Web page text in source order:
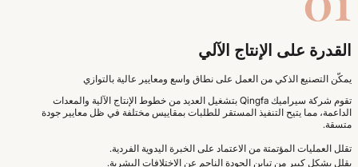
القدرة على الإنتاج الآلي
يمكّن التصنيع الذكي من العمل على نطاق واسع ومعايير عالية بالتوازي
تقوم شركة سيراميك Qingfa بتشغيل العديد من خطوط الإنتاج الآلية والمعدات
الداعمة، مما يتيح التنفيذ المستقر للطلبات بمقاييس مختلفة في ظل معايير جودة
متسقة.
تقلل العمليات المؤتمتة من الاعتماد على الخبرة اليدوية الفردية.
يقلل بشكل كبير من تباين الجودة الناجم عن الاختلافات البشرية.